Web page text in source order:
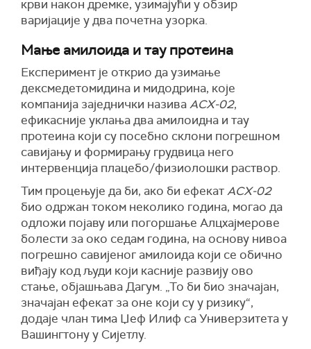
крви након дремке, узимајући у обзир
варијације у два почетна узорка.
Мање амилоида и тау протеина
Експеримент је открио да узимање
дексмедетомидина и мидодрина, које
компанија заједнички називаACX-02,
ефикасније уклања два амилоидна и тау
протеина који су посебно склони погрешном
савијању и формирању грудвица него
интервенција плацебо/физиолошки раствор.
Тим процењује да би, ако би ефекатACX-02
био одржан током неколико година, могао да
одложи појаву или погоршање Алцхајмерове
болести за око седам година, на основу нивоа
погрешно савијеног амилоида који се обично
виђају код људи који касније развију ово
стање, објашњава Дагум. „То би био значајан,
значајан ефекат за оне који су у ризику“,
додаје члан тима Џеф Илиф са Универзитета у
Вашингтону у Сијетлу.